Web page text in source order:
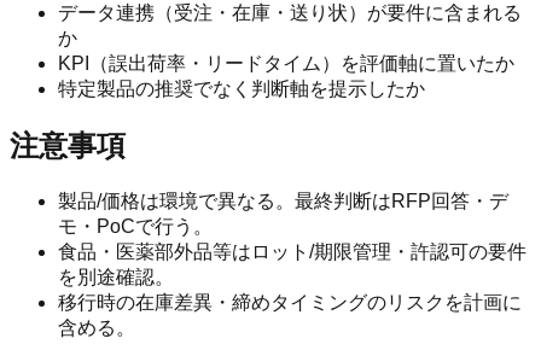
データ連携（受注・在庫・送り状）が要件に含まれる
か
KPI（誤出荷率・リードタイム）を評価軸に置いたか
特定製品の推奨でなく判断軸を提示したか
注意事項
製品/価格は環境で異なる。最終判断はRFP回答・デ
モ・PoCで行う。
食品・医薬部外品等はロット/期限管理・許認可の要件
を別途確認。
移行時の在庫差異・締めタイミングのリスクを計画に
含める。